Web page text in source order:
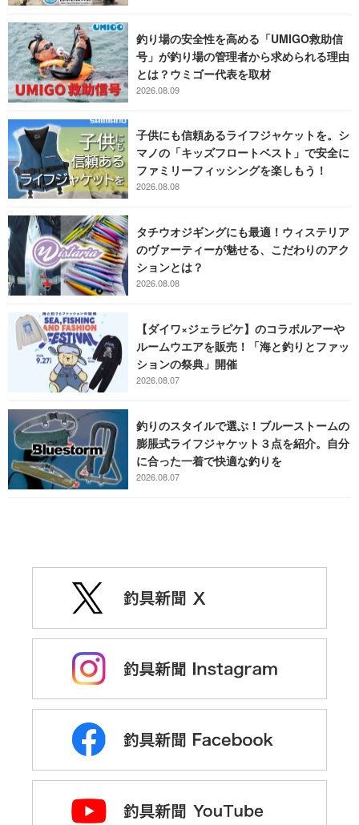
釣り場の安全性を高める「UMIGO救助信
号」が釣り場の管理者から求められる理由
とは？ウミゴー代表を取材
2026.08.09
子供にも信頼あるライフジャケットを。シ
マノの「キッズフロートベスト」で安全に
ファミリーフィッシングを楽しもう！
2026.08.08
タチウオジギングにも最適！ウィステリア
のヴァーティーが魅せる、こだわりのアク
ションとは？
2026.08.08
【ダイワ×ジェラピケ】のコラボルアーや
ルームウエアを販売！「海と釣りとファッ
ションの祭典」開催
2026.08.07
釣りのスタイルで選ぶ！ブルーストームの
膨脹式ライフジャケット３点を紹介。自分
に合った一着で快適な釣りを
2026.08.07